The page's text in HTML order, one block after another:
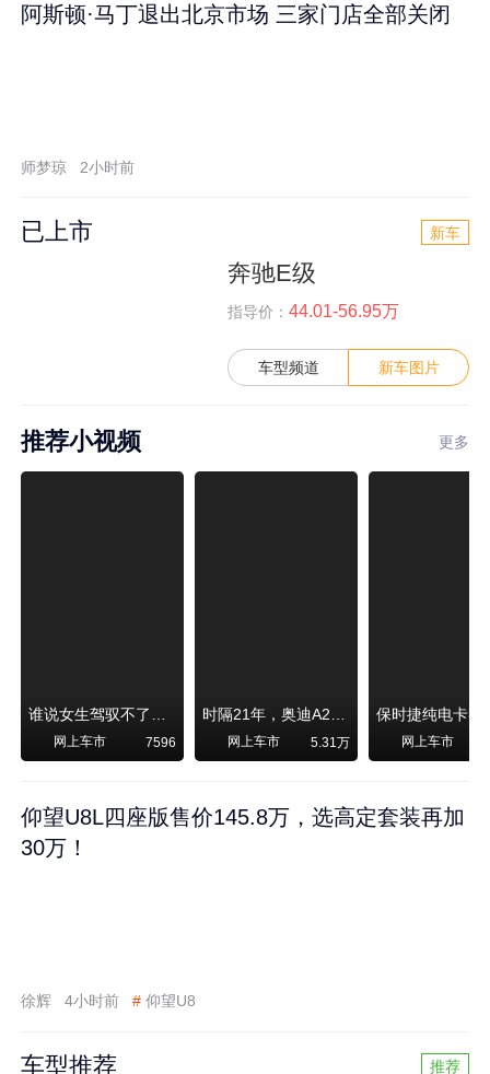
阿斯顿·马丁退出北京市场 三家门店全部关闭
师梦琼 2小时前
已上市 新车
奔驰E级
指导价： 44.01-56.95万
车型频道 新车图片
推荐小视频 更多
谁说女生驾驭不了大SUV？看我开问界M6驰骋坝上草原！
网上车市 7596
时隔21年，奥迪A2强势归来！
网上车市 5.31万 网上车市
仰望U8L四座版售价145.8万，选高定套装再加
30万！
徐辉 4小时前 # 仰望U8
车型推荐 推荐